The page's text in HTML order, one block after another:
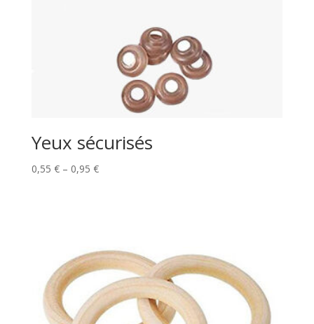
Yeux sécurisés
0,55 € – 0,95 €Price